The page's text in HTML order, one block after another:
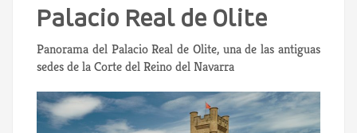
Palacio Real de Olite
Panorama del Palacio Real de Olite, una de las antiguas
sedes de la Corte del Reino del Navarra